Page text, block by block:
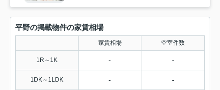
平野の掲載物件の家賃相場
家賃相場 空室件数
1R～1K - -
1DK～1LDK - -